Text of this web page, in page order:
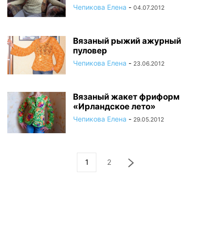
Чепикова Елена - 04.07.2012
Вязаный рыжий ажурный
пуловер
Чепикова Елена - 23.06.2012
Вязаный жакет фриформ
«Ирландское лето»
Чепикова Елена - 29.05.2012
1 2